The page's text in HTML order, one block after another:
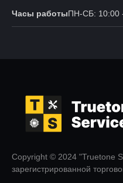
Часы работыПН-СБ: 10:00
Copyright © 2024 "Truetone
зарегистрированной